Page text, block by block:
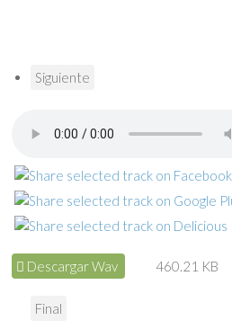
Descargar Wav 460.21 KB
Siguiente
Final